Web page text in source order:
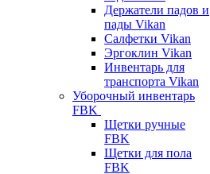
Держатели падов и
пады Vikan
Салфетки Vikan
Эргоклин Vikan
Инвентарь для
транспорта Vikan
Уборочный инвентарь
FBK
Щетки ручные
FBK
Щетки для пола
FBK